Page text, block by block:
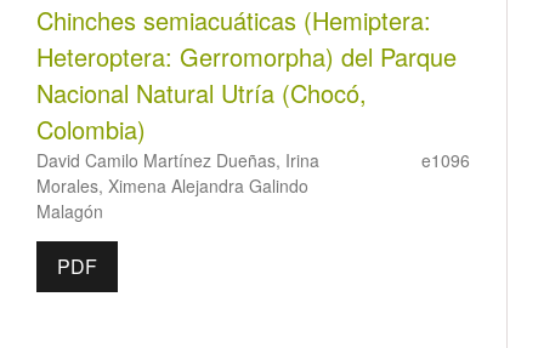
Chinches semiacuáticas (Hemiptera:
Heteroptera: Gerromorpha) del Parque
Nacional Natural Utría (Chocó,
Colombia)
David Camilo Martínez Dueñas, Irina
Morales, Ximena Alejandra Galindo
Malagón
e1096
PDF